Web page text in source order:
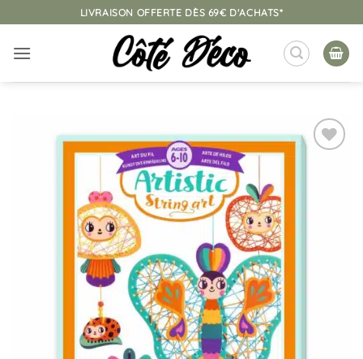
au
contenu
LIVRAISON OFFERTE DÈS 69€ D'ACHATS*